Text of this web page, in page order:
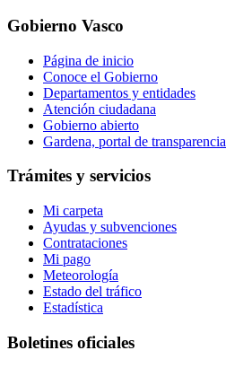
Gobierno Vasco
Página de inicio
Conoce el Gobierno
Departamentos y entidades
Atención ciudadana
Gobierno abierto
Gardena, portal de transparencia
Trámites y servicios
Mi carpeta
Ayudas y subvenciones
Contrataciones
Mi pago
Meteorología
Estado del tráfico
Estadística
Boletines oficiales